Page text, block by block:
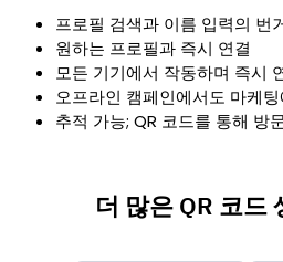
프로필 검색과 이름 입력의 번
원하는 프로필과 즉시 연결
모든 기기에서 작동하며 즉시
오프라인 캠페인에서도 마케
추적 가능; QR 코드를 통해 방
더 많은 QR 코드